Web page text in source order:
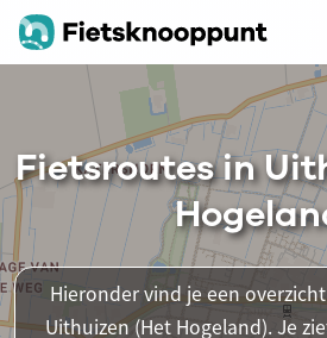
Fietsroutes in
Hieronder vind je een
Uithuizen (Het Hogeland). Je